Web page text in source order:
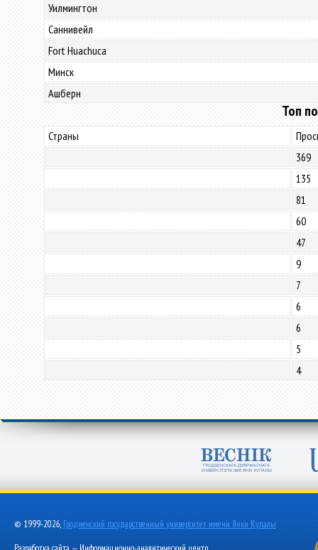
Уилмингтон
Саннивейл
Fort Huachuca
Минск
Ашберн
Топ
Страны
369
135
81
60
47
9
7
6
6
5
4
© 1999-2026, Гродненский государственный университет имени Янки Купалы